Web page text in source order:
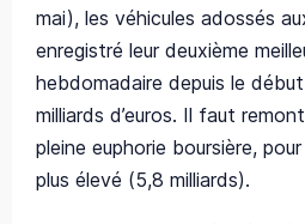
mai), les véhicules adossés
enregistré leur deuxième
hebdomadaire depuis le début
milliards d’euros. Il faut
pleine euphorie boursière,
plus élevé (5,8 milliards).